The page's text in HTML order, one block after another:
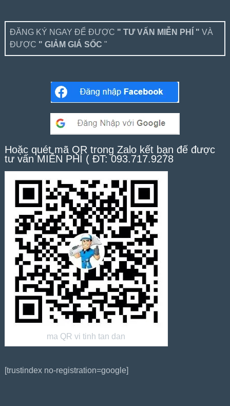
ĐĂNG KÝ NGAY ĐỂ ĐƯỢC " TƯ VẤN MIỄN PHÍ " VÀ
ĐƯỢC " GIẢM GIÁ SỐC "
Hoặc quét mã QR trong Zalo kết bạn để được
tư vấn MIỄN PHÍ ( ĐT: 093.717.9278
ma QR vi tinh tan dan
[trustindex no-registration=google]